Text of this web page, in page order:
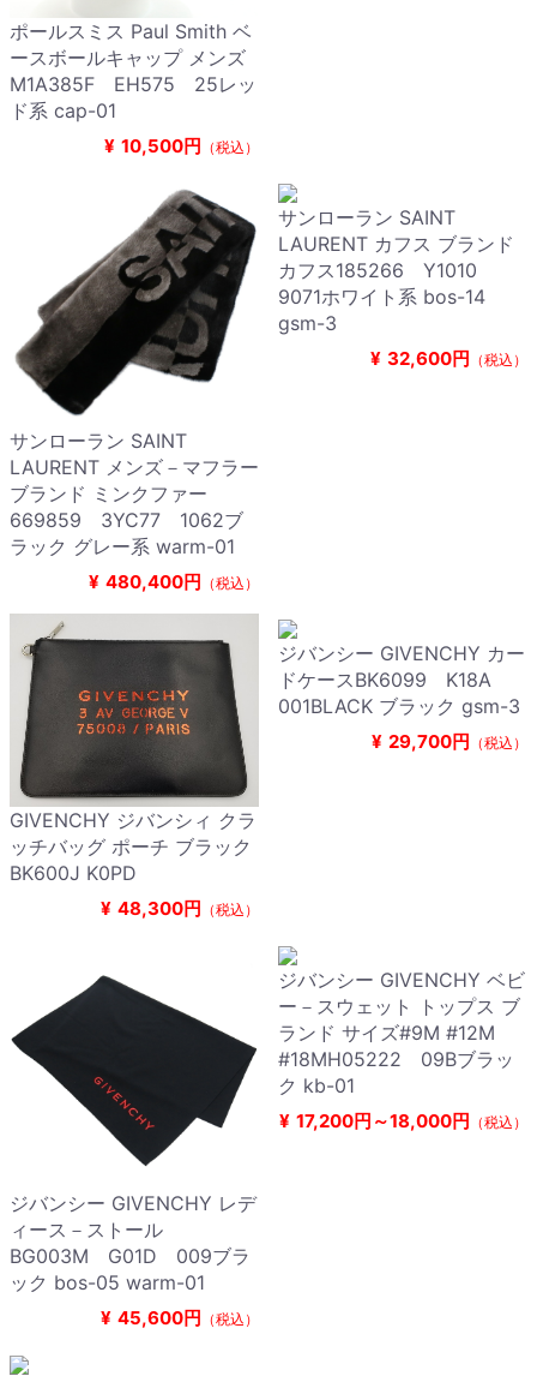
ポールスミス Paul Smith ベ
ースボールキャップ メンズ
M1A385F EH575 25レッ
ド系 cap-01
¥ 10,500円 （税込）
サンローラン SAINT
LAURENT メンズ－マフラー
ブランド ミンクファー
669859 3YC77 1062ブ
ラック グレー系 warm-01
¥ 480,400円 （税込）
サンローラン SAINT
LAURENT カフス ブランド
カフス185266 Y1010
9071ホワイト系 bos-14
gsm-3
¥ 32,600円 （税込）
GIVENCHY ジバンシィ クラ
ッチバッグ ポーチ ブラック
BK600J K0PD
¥ 48,300円 （税込）
ジバンシー GIVENCHY カー
ドケースBK6099 K18A
001BLACK ブラック gsm-3
¥ 29,700円 （税込）
ジバンシー GIVENCHY レデ
ィース－ストール
BG003M G01D 009ブラ
ック bos-05 warm-01
¥ 45,600円 （税込）
ジバンシー GIVENCHY ベビ
ー－スウェット トップス ブ
ランド サイズ#9M #12M
#18MH05222 09Bブラッ
ク kb-01
¥ 17,200円～18,000円 （税込）